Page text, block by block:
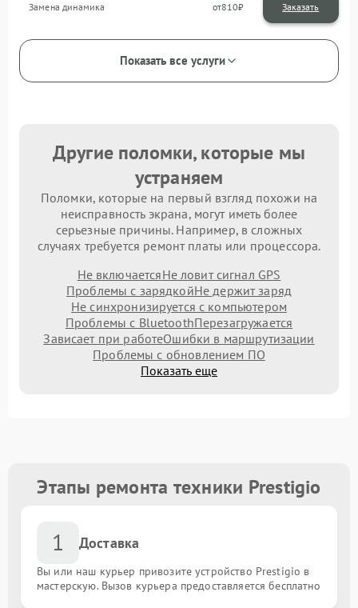
Замена динамика 810
Показать все услуги
Другие поломки, которые мы
устраняем
Поломки, которые на первый взгляд похожи на
неисправность экрана, могут иметь более
серьезные причины. Например, в сложных
случаях требуется ремонт платы или процессора.
Не включаетсяНе ловит сигнал GPS
Проблемы с зарядкойНе держит заряд
Не синхронизируется с компьютером
Проблемы с BluetoothПерезагружается
Зависает при работеОшибки в маршрутизации
Проблемы с обновлением ПО
Показать еще
Этапы ремонта техники Prestigio
1 Доставка
Вы или наш курьер привозите устройство Prestigio в
мастерскую. Вызов курьера предоставляется бесплатно